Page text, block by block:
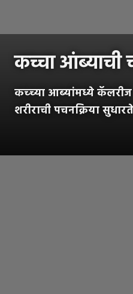
कच्चा आंब्याची
कच्च्या आब्यांमध्ये
शरीराची पचनक्रिया